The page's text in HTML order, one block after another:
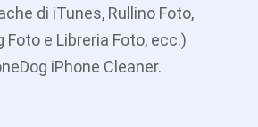
di iTunes, Rullino Foto,
Foto e Libreria Foto, ecc.)
iPhone Cleaner.